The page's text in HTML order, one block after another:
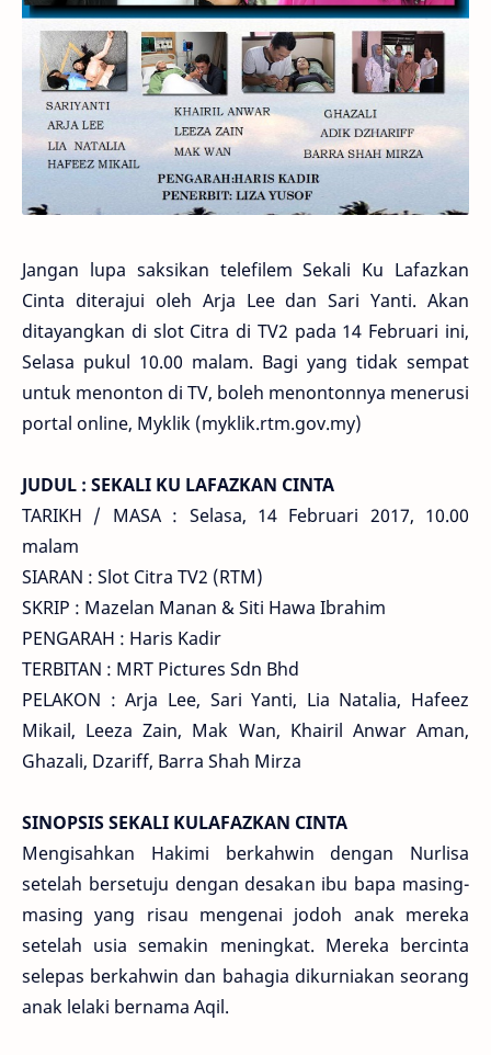
Jangan lupa saksikan telefilem Sekali Ku Lafazkan
Cinta diterajui oleh Arja Lee dan Sari Yanti. Akan
ditayangkan di slot Citra di TV2 pada 14 Februari ini,
Selasa pukul 10.00 malam. Bagi yang tidak sempat
untuk menonton di TV, boleh menontonnya menerusi
portal online, Myklik (myklik.rtm.gov.my)
JUDUL : SEKALI KU LAFAZKAN CINTA
TARIKH / MASA : Selasa, 14 Februari 2017, 10.00
malam
SIARAN : Slot Citra TV2 (RTM)
SKRIP : Mazelan Manan & Siti Hawa Ibrahim
PENGARAH : Haris Kadir
TERBITAN : MRT Pictures Sdn Bhd
PELAKON : Arja Lee, Sari Yanti, Lia Natalia, Hafeez
Mikail, Leeza Zain, Mak Wan, Khairil Anwar Aman,
Ghazali, Dzariff, Barra Shah Mirza
SINOPSIS SEKALI KULAFAZKAN CINTA
Mengisahkan Hakimi berkahwin dengan Nurlisa
setelah bersetuju dengan desakan ibu bapa masing-
masing yang risau mengenai jodoh anak mereka
setelah usia semakin meningkat. Mereka bercinta
selepas berkahwin dan bahagia dikurniakan seorang
anak lelaki bernama Aqil.